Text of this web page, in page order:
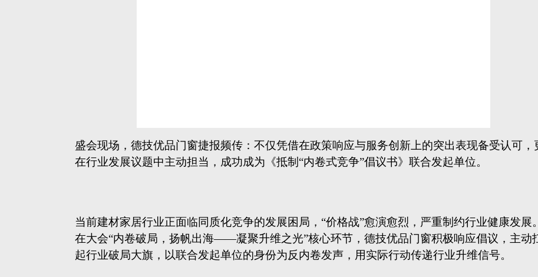
在大会“内卷破局，扬帆出海——凝聚升维之光”核心环节，德技优品门窗积极响应倡议，主动扛
起行业破局大旗，以联合发起单位的身份为反内卷发声，用实际行动传递行业升维信号。